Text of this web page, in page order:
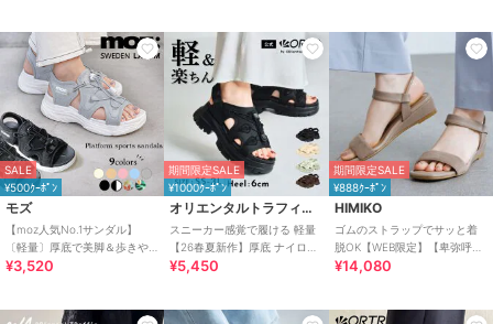
SALE
¥500ｸｰﾎﾟﾝ
モズ
【moz人気No.1サンダル】
〔軽量〕厚底で美脚＆歩きや
すい！疲れにくいフィット感
¥3,520
期間限定SALE
¥1000ｸｰﾎﾟﾝ
オリエンタルトラフィック
スニーカー感覚で履ける 軽量
【26春夏新作】厚底 ナイロン
スポーツサンダル /OT3232
¥5,450
期間限定SALE
¥888ｸｰﾎﾟﾝ
HIMIKO
ゴムのストラップでサッと着
脱OK【WEB限定】【卑弥呼
26SS】ゴムストラップサンダ
¥14,080